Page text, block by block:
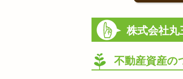
株式会社
不動産資産の